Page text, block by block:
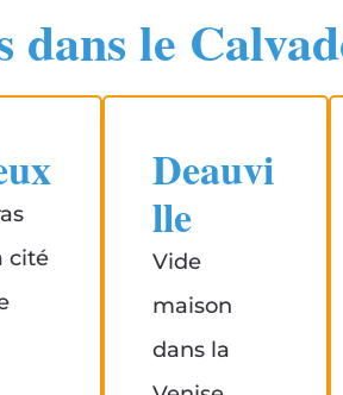
le
cité
Deauvi
lle
Vide
maison
dans la